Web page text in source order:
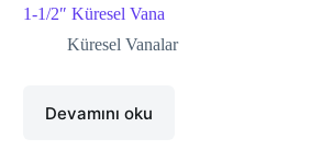
1-1/2″ Küresel Vana
Küresel Vanalar
Devamını oku